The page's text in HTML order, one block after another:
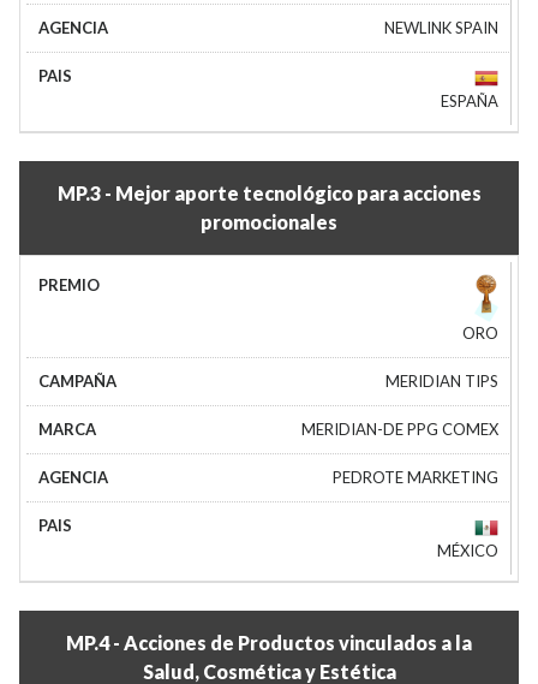
NEWLINK SPAIN
ESPAÑA
MP.3 - Mejor aporte tecnológico para acciones
promocionales
ORO
MERIDIAN TIPS
MERIDIAN-DE PPG COMEX
PEDROTE MARKETING
MÉXICO
MP.4 - Acciones de Productos vinculados a la
Salud, Cosmética y Estética